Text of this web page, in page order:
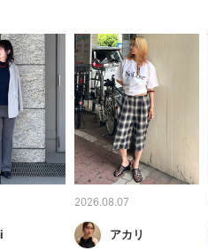
2026.08.07
アカリ